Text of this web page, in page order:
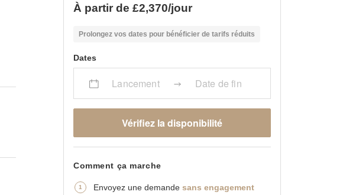
À partir de £2,370/jour
Prolongez vos dates pour bénéficier de tarifs réduits
Dates
Lancement Date de fin
Vérifiez la disponibilité
Comment ça marche
Envoyez une demandesans engagement